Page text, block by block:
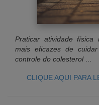
Praticar atividade
mais eficazes de
controle do colesterol...
CLIQUE AQUI PARA